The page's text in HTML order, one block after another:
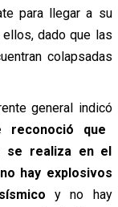
para llegar a su
dado que las
colapsadas
general indicó
reconoció que
se realiza en el
no hay explosivos
y no hay